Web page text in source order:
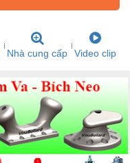
Nhà cung cấp Video clip